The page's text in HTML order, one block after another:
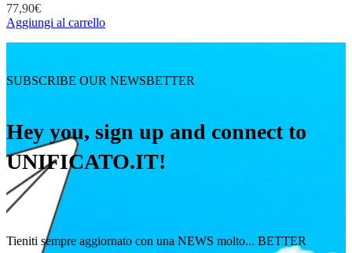
77,90€
Aggiungi al carrello
SUBSCRIBE OUR NEWSBETTER
Hey you, sign up and connect to
UNIFICATO.IT!
Tieniti sempre aggiornato con una NEWS molto... BETTER